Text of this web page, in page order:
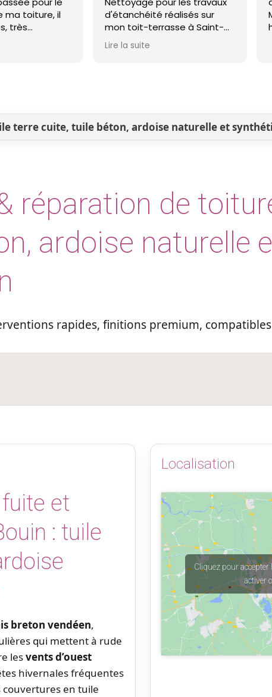
toiture, il
très
et ma toiture
!
d'étanchéité réalisés sur
mon toit-terrasse à Saint-
Nazaire. Entreprise réactive,
professionnelle et agréable.
yeux fermés !
Lire la suite
terre cuite, tuile béton, ardoise naturelle et
réparation de
ardoise naturelle
rapides, finitions premium,
et
: tuile
breton vendéen,
qui mettent à rude
lesvents d’ouest
hivernales fréquentes
couvertures en tuile
Localisation
Cliquez pour
activer